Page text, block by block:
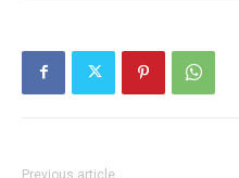
Previous article